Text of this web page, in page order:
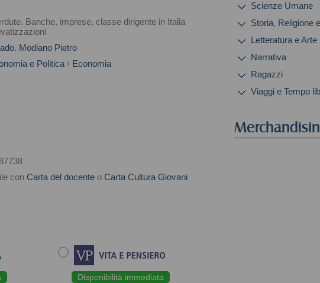
Banche, imprese, classe dirigente in Italia
, Modiano Pietro
e Politica
Economia
con Carta del docente o Carta Cultura Giovani
Disponibilità immediata
Scienze Umane
Storia, Religione
Letteratura e Arte
Narrativa
Ragazzi
Viaggi e Tempo